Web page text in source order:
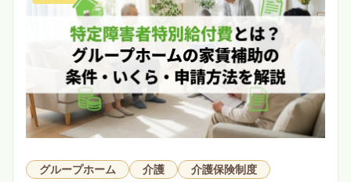
グループホーム 介護
介護保険制度